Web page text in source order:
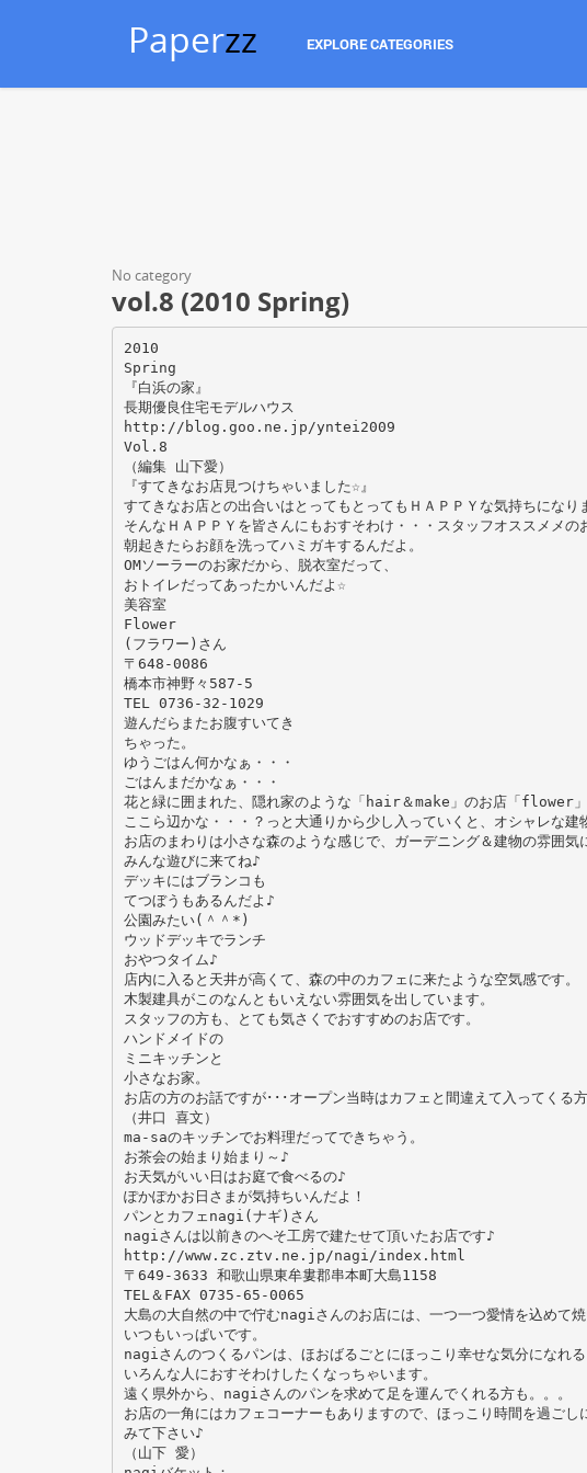
Paperzz EXPLORE CATEGORIES
No category
vol.8 (2010 Spring)
2010
Spring
『白浜の家』
長期優良住宅モデルハウス
http://blog.goo.ne.jp/yntei2009
Vol.8
（編集 山下愛）
『すてきなお店見つけちゃいました☆』
すてきなお店との出合いはとってもとってもＨＡＰＰＹな気持ちになり
そんなＨＡＰＰＹを皆さんにもおすそわけ・・・スタッフオススメメの
朝起きたらお顔を洗ってハミガキするんだよ。
OMソーラーのお家だから、脱衣室だって、
おトイレだってあったかいんだよ☆
美容室
Flower
(フラワー)さん
〒648-0086
橋本市神野々587-5
TEL 0736-32-1029
遊んだらまたお腹すいてき
ちゃった。
ゆうごはん何かなぁ・・・
ごはんまだかなぁ・・・
花と緑に囲まれた、隠れ家のような「hair＆make」のお店「flower
ここら辺かな・・・？っと大通りから少し入っていくと、オシャレな建
お店のまわりは小さな森のような感じで、ガーデニング＆建物の雰囲気
みんな遊びに来てね♪
デッキにはブランコも
てつぼうもあるんだよ♪
公園みたい(＾＾*)
ウッドデッキでランチ
おやつタイム♪
店内に入ると天井が高くて、森の中のカフェに来たような空気感です。
木製建具がこのなんともいえない雰囲気を出しています。
スタッフの方も、とても気さくでおすすめのお店です。
ハンドメイドの
ミニキッチンと
小さなお家。
お店の方のお話ですが･･･オープン当時はカフェと間違えて入ってくる
（井口 喜文）
ma-saのキッチンでお料理だってできちゃう。
お茶会の始まり始まり～♪
お天気がいい日はお庭で食べるの♪
ぽかぽかお日さまが気持ちいんだよ！
パンとカフェnagi(ナギ)さん
nagiさんは以前きのへそ工房で建たせて頂いたお店です♪
http://www.zc.ztv.ne.jp/nagi/index.html
〒649-3633 和歌山県東牟婁郡串本町大島1158
TEL＆FAX 0735-65-0065
大島の大自然の中で佇むnagiさんのお店には、一つ一つ愛情を込めて
いつもいっぱいです。
nagiさんのつくるパンは、ほおばるごとにほっこり幸せな気分になれる
いろんな人におすそわけしたくなっちゃいます。
遠く県外から、nagiさんのパンを求めて足を運んでくれる方も。。。
お店の一角にはカフェコーナーもありますので、ほっこり時間を過ごし
みて下さい♪
（山下 愛）